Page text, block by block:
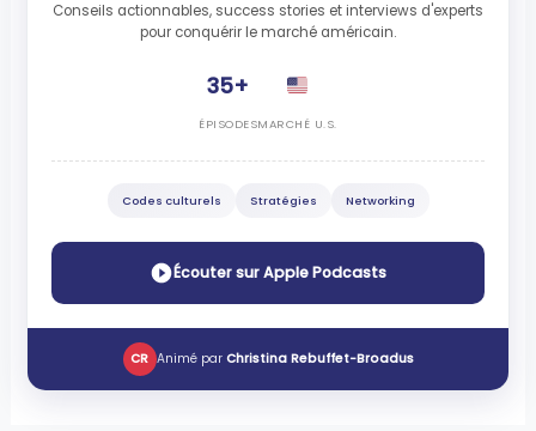
Conseils actionnables, success stories et interviews d'experts
pour conquérir le marché américain.
35+
ÉPISODESMARCHÉ U.S.
Codes culturels Stratégies Networking
Écouter sur Apple Podcasts
CR Animé par Christina Rebuffet-Broadus